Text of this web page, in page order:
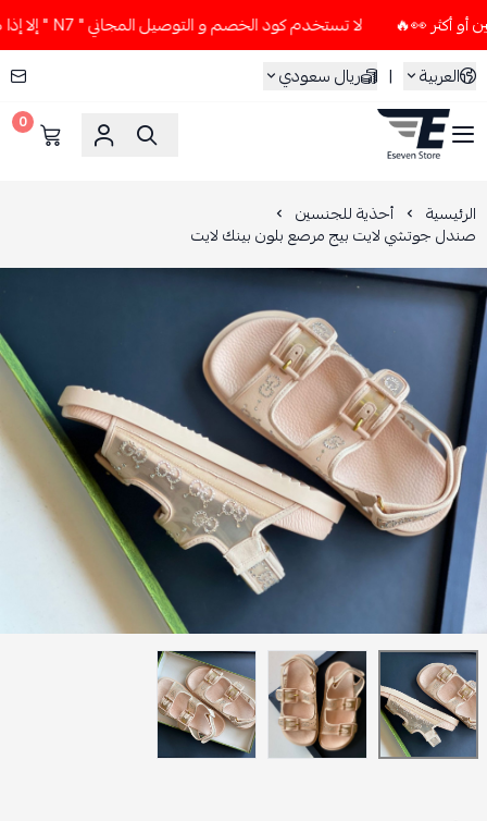
لا تستخدم كود الخصم و التوصيل المجاني " N7 " إلا إذا طلبت قطعتين أو أكثر 👀🔥
العربية
| ريال سعودي
ESEVEN STORE
0
الرئيسية أحذية للجنسين
صندل جوتشي لايت بيج مرصع بلون بينك لايت